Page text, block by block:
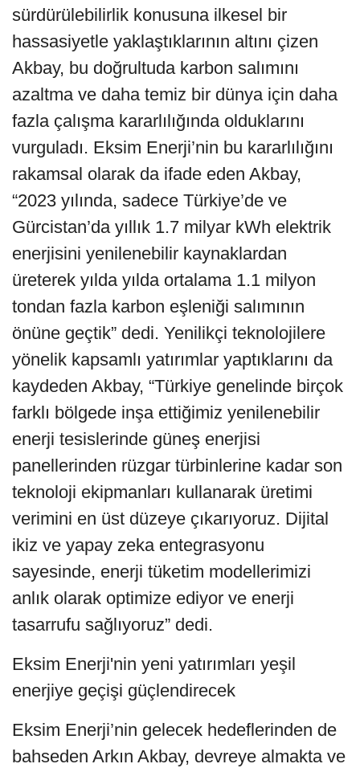
sürdürülebilirlik konusuna ilkesel bir
hassasiyetle yaklaştıklarının altını çizen
Akbay, bu doğrultuda karbon salımını
azaltma ve daha temiz bir dünya için daha
fazla çalışma kararlılığında olduklarını
vurguladı. Eksim Enerji’nin bu kararlılığını
rakamsal olarak da ifade eden Akbay,
“2023 yılında, sadece Türkiye’de ve
Gürcistan’da yıllık 1.7 milyar kWh elektrik
enerjisini yenilenebilir kaynaklardan
üreterek yılda yılda ortalama 1.1 milyon
tondan fazla karbon eşleniği salımının
önüne geçtik” dedi. Yenilikçi teknolojilere
yönelik kapsamlı yatırımlar yaptıklarını da
kaydeden Akbay, “Türkiye genelinde birçok
farklı bölgede inşa ettiğimiz yenilenebilir
enerji tesislerinde güneş enerjisi
panellerinden rüzgar türbinlerine kadar son
teknoloji ekipmanları kullanarak üretimi
verimini en üst düzeye çıkarıyoruz. Dijital
ikiz ve yapay zeka entegrasyonu
sayesinde, enerji tüketim modellerimizi
anlık olarak optimize ediyor ve enerji
tasarrufu sağlıyoruz” dedi.
Eksim Enerji'nin yeni yatırımları yeşil
enerjiye geçişi güçlendirecek
Eksim Enerji’nin gelecek hedeflerinden de
bahseden Arkın Akbay, devreye almakta ve